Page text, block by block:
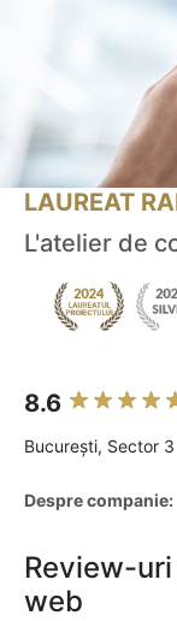
LAUREAT
L'atelier de
8.6
Bucureşti, Sector 3
Despre companie:
Review-
web